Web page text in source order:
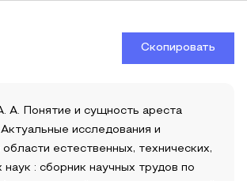
Скопировать
А. Понятие и сущность ареста
исследования и
естественных, технических,
наук : сборник научных трудов по